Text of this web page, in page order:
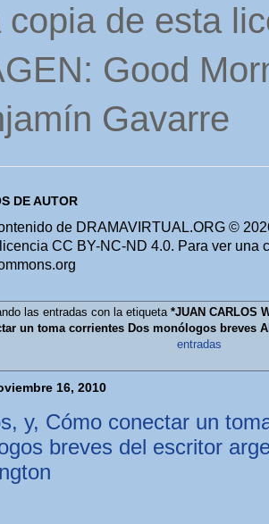
copia de esta
Good
Gavarre
DE AUTOR
de DRAMAVIRTUAL.ORG ©
CC BY-NC-ND 4.0. Para ver una
las entradas con la etiqueta*JUAN CARLOS
un toma corrientes Dos monólogos breves
entradas
16, 2010
y, Cómo conectar un
breves del escritor